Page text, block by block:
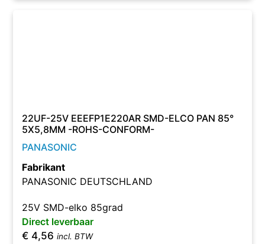
22UF-25V EEEFP1E220AR SMD-ELCO PAN 85°
5X5,8MM -ROHS-CONFORM-
PANASONIC
Fabrikant
PANASONIC DEUTSCHLAND
25V SMD-elko 85grad
Direct leverbaar
€ 4,56 incl. BTW